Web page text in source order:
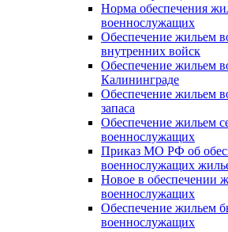
Норма обеспечения
военнослужащих
Обеспечение жильем
внутренних войск
Обеспечение жильем
Калининграде
Обеспечение жильем
запаса
Обеспечение жильем
военнослужащих
Приказ МО РФ об
военнослужащих
Новое в обеспечении
военнослужащих
Обеспечение жильем
военнослужащих